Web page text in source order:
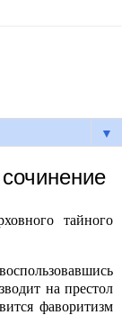
▼
тайного
на престол
фаворитизм